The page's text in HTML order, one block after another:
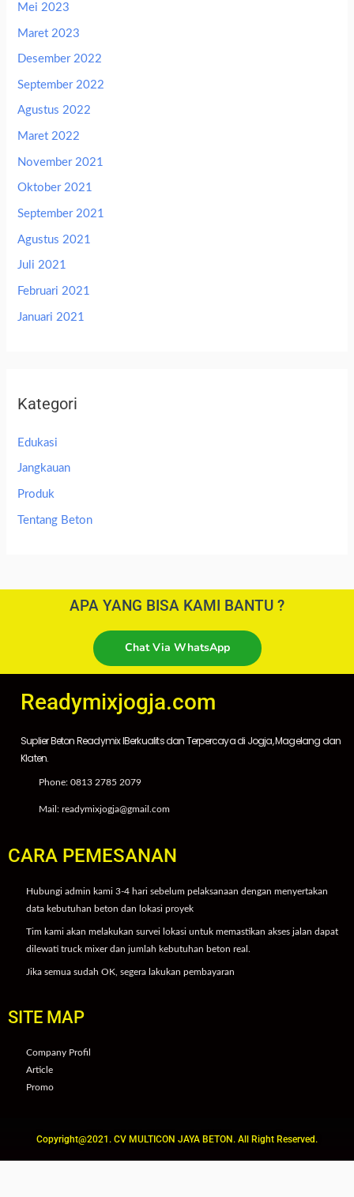
Mei 2023
Maret 2023
Desember 2022
September 2022
Agustus 2022
Maret 2022
November 2021
Oktober 2021
September 2021
Agustus 2021
Juli 2021
Februari 2021
Januari 2021
Kategori
Edukasi
Jangkauan
Produk
Tentang Beton
APA YANG BISA KAMI BANTU ?
Chat Via WhatsApp
Readymixjogja.com
Suplier Beton Readymix IBerkualits dan Terpercaya di Jogja, Magelang dan
Klaten.
Phone: 0813 2785 2079
Mail: readymixjogja@gmail.com
CARA PEMESANAN
Hubungi admin kami 3-4 hari sebelum pelaksanaan dengan menyertakan
data kebutuhan beton dan lokasi proyek
Tim kami akan melakukan survei lokasi untuk memastikan akses jalan dapat
dilewati truck mixer dan jumlah kebutuhan beton real.
Jika semua sudah OK, segera lakukan pembayaran
SITE MAP
Company Profil
Article
Promo
Copyright@2021. CV MULTICON JAYA BETON. All Right Reserved.